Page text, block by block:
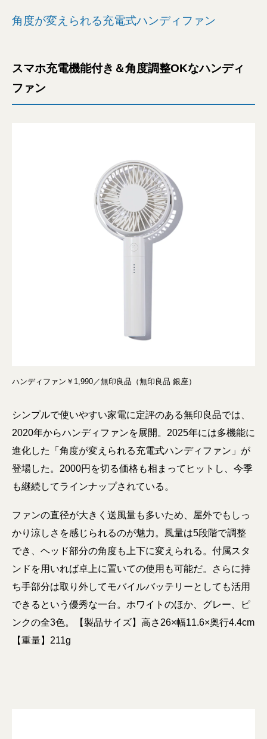
角度が変えられる充電式ハンディファン
スマホ充電機能付き＆角度調整OKなハンディ
ファン
ハンディファン￥1,990／無印良品（無印良品 銀座）
シンプルで使いやすい家電に定評のある無印良品では、
2020年からハンディファンを展開。2025年には多機能に
進化した「角度が変えられる充電式ハンディファン」が
登場した。2000円を切る価格も相まってヒットし、今季
も継続してラインナップされている。
ファンの直径が大きく送風量も多いため、屋外でもしっ
かり涼しさを感じられるのが魅力。風量は5段階で調整
でき、ヘッド部分の角度も上下に変えられる。付属スタ
ンドを用いれば卓上に置いての使用も可能だ。さらに持
ち手部分は取り外してモバイルバッテリーとしても活用
できるという優秀な一台。ホワイトのほか、グレー、ピ
ンクの全3色。【製品サイズ】高さ26×幅11.6×奥行4.4cm
【重量】211g